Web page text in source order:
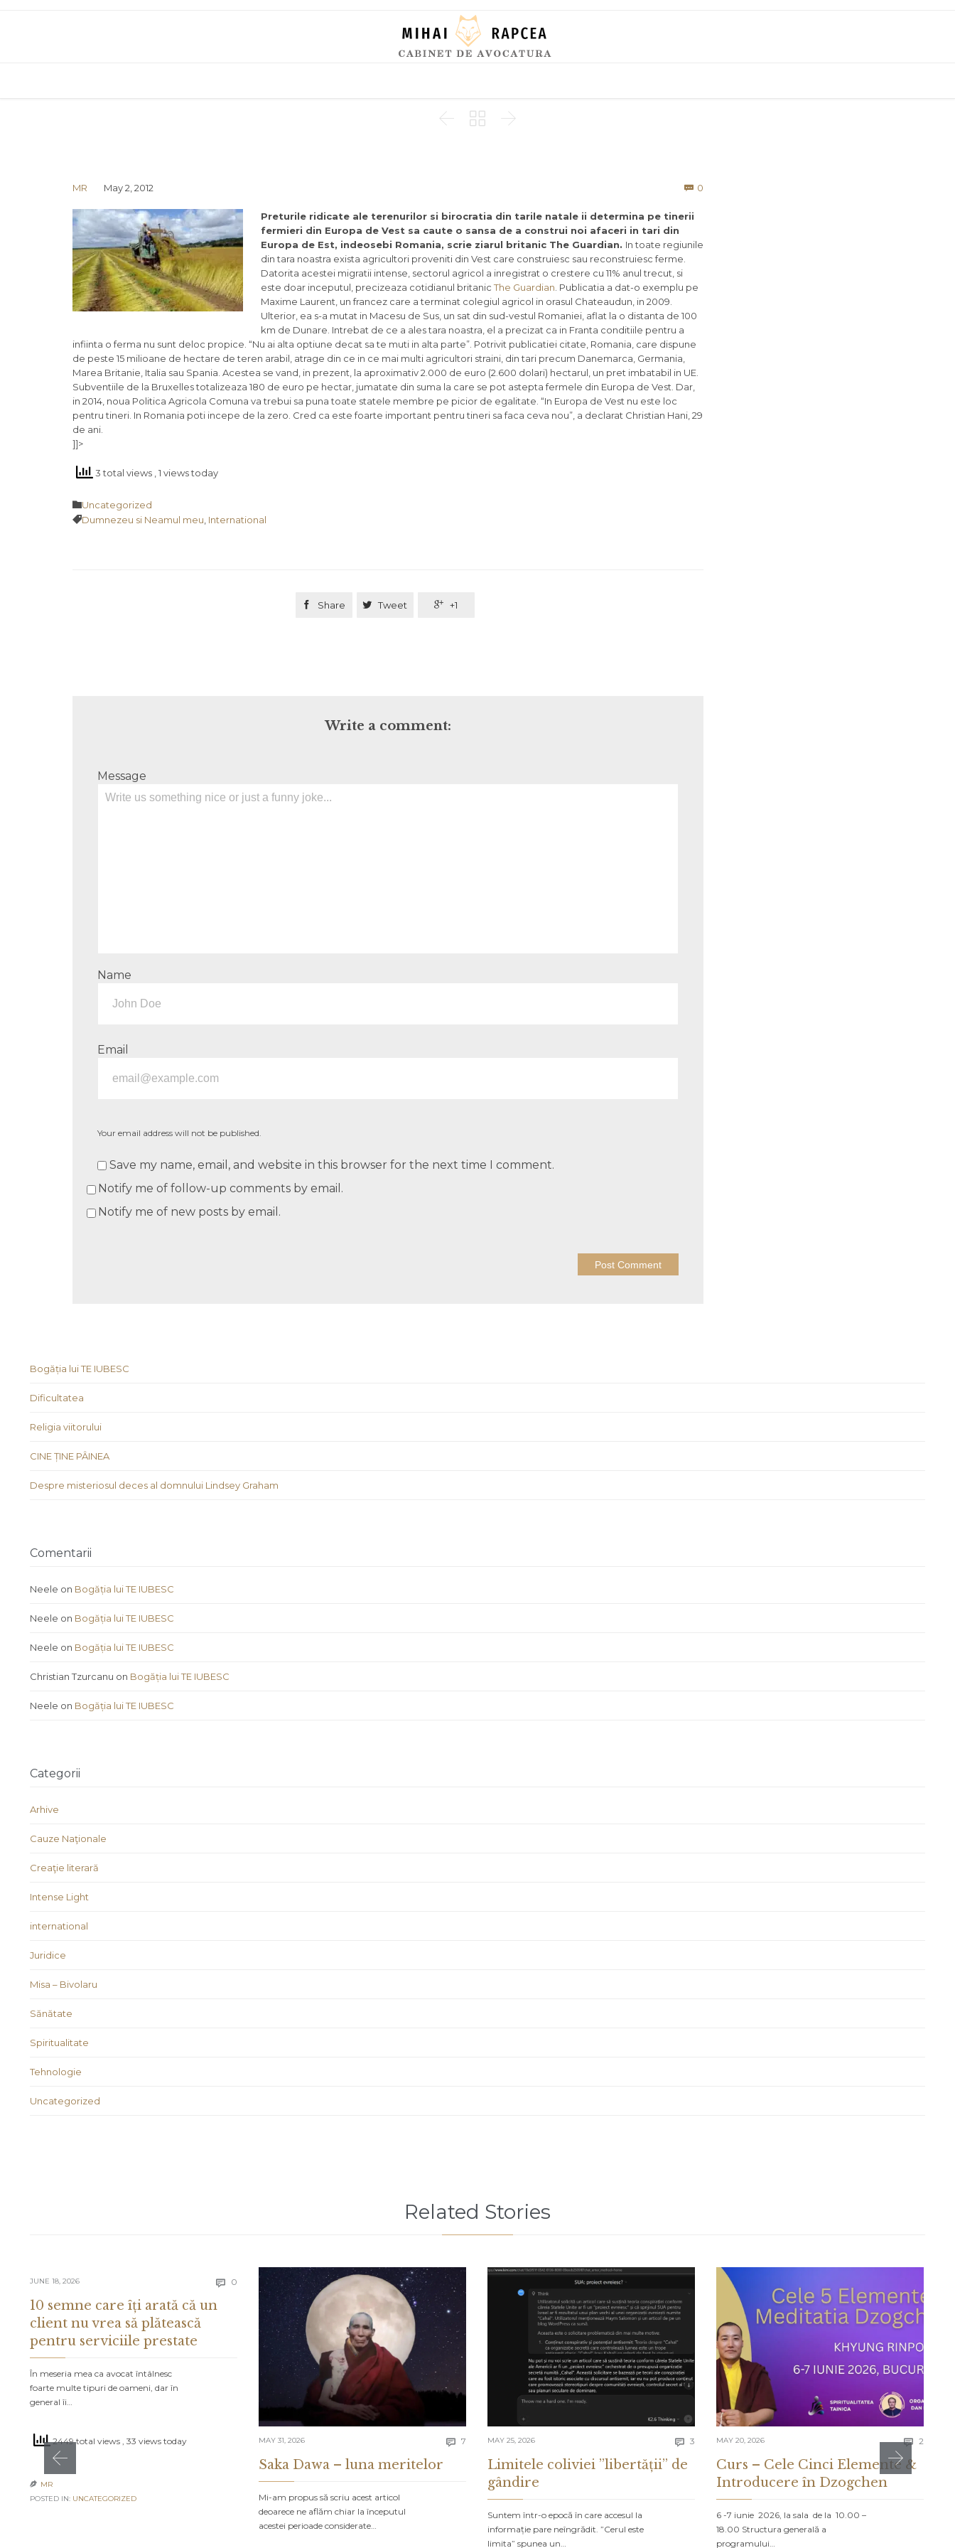
  
MR May 2, 2012  0
Preturile ridicate ale terenurilor si birocratia din tarile natale ii determina pe tinerii
fermieri din Europa de Vest sa caute o sansa de a construi noi afaceri in tari din
Europa de Est, indeosebi Romania, scrie ziarul britanic The Guardian. In toate regiunile
din tara noastra exista agricultori proveniti din Vest care construiesc sau reconstruiesc ferme.
Datorita acestei migratii intense, sectorul agricol a inregistrat o crestere cu 11% anul trecut, si
este doar inceputul, precizeaza cotidianul britanicThe Guardian . Publicatia a dat-o exemplu pe
Maxime Laurent, un francez care a terminat colegiul agricol in orasul Chateaudun, in 2009.
Ulterior, ea s-a mutat in Macesu de Sus, un sat din sud-vestul Romaniei, aflat la o distanta de 100
km de Dunare. Intrebat de ce a ales tara noastra, el a precizat ca in Franta conditiile pentru a
infiinta o ferma nu sunt deloc propice. “Nu ai alta optiune decat sa te muti in alta parte”. Potrivit publicatiei citate, Romania, care dispune
de peste 15 milioane de hectare de teren arabil, atrage din ce in ce mai multi agricultori straini, din tari precum Danemarca, Germania,
Marea Britanie, Italia sau Spania. Acestea se vand, in prezent, la aproximativ 2.000 de euro (2.600 dolari) hectarul, un pret imbatabil in UE.
Subventiile de la Bruxelles totalizeaza 180 de euro pe hectar, jumatate din suma la care se pot astepta fermele din Europa de Vest. Dar,
in 2014, noua Politica Agricola Comuna va trebui sa puna toate statele membre pe picior de egalitate. “In Europa de Vest nu este loc
pentru tineri. In Romania poti incepe de la zero. Cred ca este foarte important pentru tineri sa faca ceva nou”, a declarat Christian Hani, 29
de ani.
]]>
3 total views , 1 views today
Category
Uncategorized
Tags
Dumnezeu si Neamul meu International
 Share  Tweet  +1
Write a comment:
Message
Name
Email
Your email address will not be published.
Save my name, email, and website in this browser for the next time I comment.
Notify me of follow-up comments by email.
Notify me of new posts by email.
Bogăția lui TE IUBESC
Dificultatea
Religia viitorului
CINE ȚINE PÂINEA
Despre misteriosul deces al domnului Lindsey Graham
Comentarii
Neele on Bogăția lui TE IUBESC
Neele on Bogăția lui TE IUBESC
Neele on Bogăția lui TE IUBESC
Christian Tzurcanu on Bogăția lui TE IUBESC
Neele on Bogăția lui TE IUBESC
Categorii
Arhive
Cauze Naţionale
Creaţie literară
Intense Light
international
Juridice
Misa – Bivolaru
Sănătate
Spiritualitate
Tehnologie
Uncategorized
Related Stories
JUNE 18, 2026  0 Comments
10 semne care îți arată că un
client nu vrea să plătească
pentru serviciile prestate
În meseria mea ca avocat întâlnesc
foarte multe tipuri de oameni, dar în
general îi…
2449 total views , 33 views today
 MR
POSTED IN: UNCATEGORIZED
MAY 31, 2026  7 Comments
Saka Dawa – luna meritelor
Mi-am propus să scriu acest articol
deoarece ne aflăm chiar la începutul
acestei perioade considerate…
MAY 25, 2026  3 Comments
Limitele coliviei ”libertății” de
gândire
Suntem într-o epocă în care accesul la
informație pare neîngrădit. ”Cerul este
limita” spunea un…
MAY 20, 2026  2
Curs – Cele Cinci Elemente &
Introducere în Dzogchen
6 -7 iunie 2026, la sala de la 10.00 –
18.00 Structura generală a
programului…